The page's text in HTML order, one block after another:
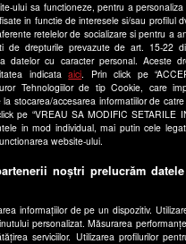
Site-uri Antena Group
a1.ro
antenastars.ro
as.ro
catine.ro
chefi.ro
deparinti.ro
medicool.ro
spynews.ro
ului sa functioneze, pentru a
in functie de interesele si/sau profilul
retelelor de socializare si pentru a
de drepturile prevazute de art. 15-22
datelor cu caracter personal. Aceste
indicataaici . Prin click pe
Tehnologiilor de tip Cookie, care
stocarea/accesarea informatiilor de
pe “VREAU SA MODIFIC SETARILE
in mod individual, mai putin cele
website-ului.
noștri prelucrăm
informațiilor de pe un dispozitiv.
personalizat. Măsurarea
serviciilor. Utilizarea profilurilor